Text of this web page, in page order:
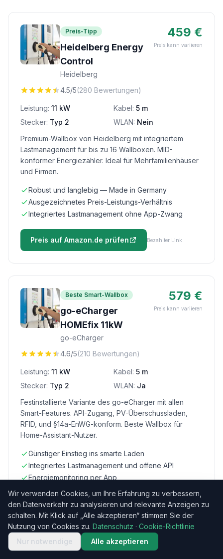
Preis-Tipp
Heidelberg Energy
Control
Heidelberg
459 €
Preis kann variieren
4.5/5(280 Bewertungen)
Leistung: 11 kW Kabel: 5 m
Stecker: Typ 2 WLAN: Nein
Premium-Wallbox von Heidelberg mit integriertem
Lastmanagement für bis zu 16 Wallboxen. MID-
konformer Energiezähler. Ideal für Mehrfamilienhäuser
und Firmen.
Robust und langlebig — Made in Germany
Ausgezeichnetes Preis-Leistungs-Verhältnis
Integriertes Lastmanagement ohne App-Zwang
Preis auf Amazon.de prüfen Bezahlter Link
Beste Smart-Wallbox
go-eCharger
HOMEfix 11kW
go-eCharger
579 €
Preis kann variieren
4.6/5(210 Bewertungen)
Leistung: 11 kW Kabel: 5 m
Stecker: Typ 2 WLAN: Ja
Festinstallierte Variante des go-eCharger mit allen
Smart-Features. API-Zugang, PV-Überschussladen,
RFID, und §14a-EnWG-konform. Beste Wallbox für
Home-Assistant-Nutzer.
Günstiger Einstieg ins smarte Laden
Integriertes Lastmanagement und offene API
Energiemonitoring per App
Preis auf Amazon.de prüfen Bezahlter Link
Wir verwenden Cookies, um Ihre Erfahrung zu verbessern,
den Datenverkehr zu analysieren und relevante Anzeigen zu
schalten. Mit Klick auf „Alle akzeptieren“ stimmen Sie der
Nutzung von Cookies zu. Datenschutz · Cookie-Richtlinie
Nur notwendige
Alle akzeptieren